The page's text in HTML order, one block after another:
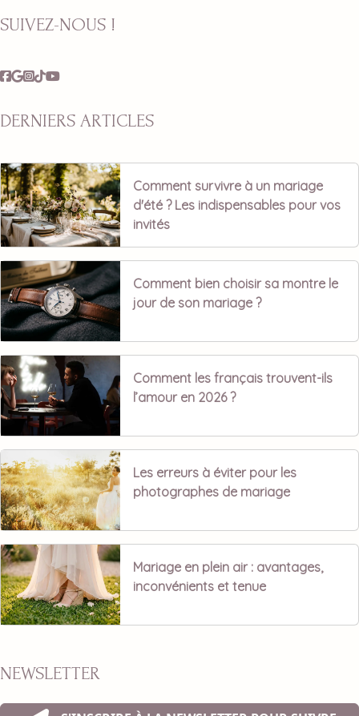
SUIVEZ-NOUS !
DERNIERS ARTICLES
Comment survivre à un mariage
d'été ? Les indispensables pour vos
invités
Comment bien choisir sa montre le
jour de son mariage ?
Comment les français trouvent-ils
l’amour en 2026 ?
Les erreurs à éviter pour les
photographes de mariage
Mariage en plein air : avantages,
inconvénients et tenue
NEWSLETTER